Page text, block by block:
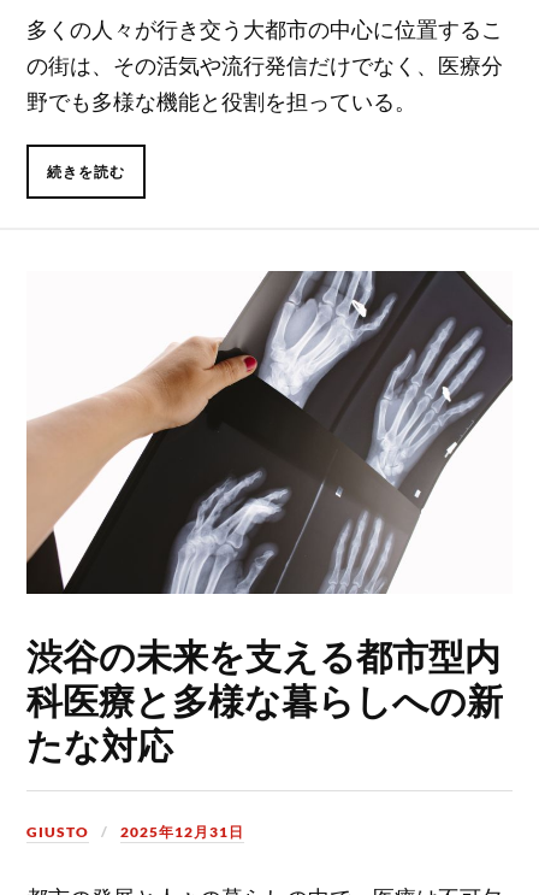
多くの人々が行き交う大都市の中心に位置するこ
の街は、その活気や流行発信だけでなく、医療分
野でも多様な機能と役割を担っている。
続きを読む
渋谷の未来を支える都市型内
科医療と多様な暮らしへの新
たな対応
GIUSTO 2025年12月31日